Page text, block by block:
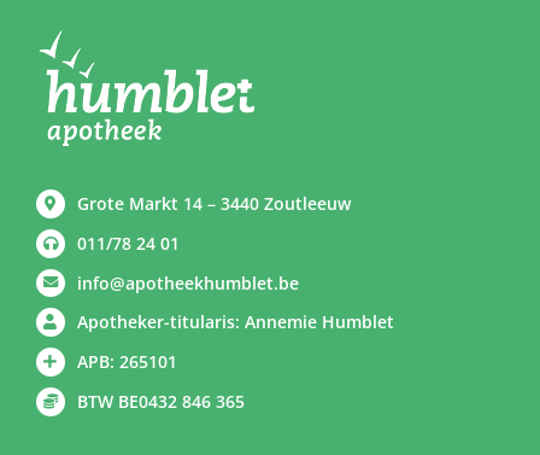
Grote Markt 14 – 3440 Zoutleeuw
011/78 24 01
info@apotheekhumblet.be
Apotheker-titularis: Annemie Humblet
APB: 265101
BTW BE0432 846 365